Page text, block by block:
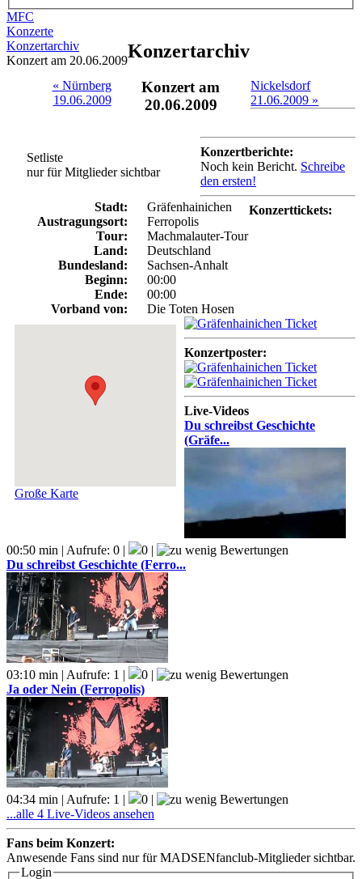
MFC
Konzerte
Konzertarchiv
Konzert am 20.06.2009Konzertarchiv
« Nürnberg
19.06.2009
Konzert am
20.06.2009
Nickelsdorf
21.06.2009 »
Setliste
nur für Mitglieder sichtbar
Stadt:
Gräfenhainichen
Austragungsort:
Ferropolis
Tour:
Machmalauter-Tour
Land:
Deutschland
Bundesland:
Sachsen-Anhalt
Beginn:
00:00
Ende:
00:00
Vorband von:
Die Toten Hosen
Große Karte
Konzertberichte:
Noch kein Bericht. Schreibe
den ersten!
Konzerttickets:
Konzertposter:
Live-Videos
Du schreibst Geschichte
(Gräfe...
00:50 min | Aufrufe: 0 |
0 |
Du schreibst Geschichte (Ferro...
03:10 min | Aufrufe: 1 |
0 |
Ja oder Nein (Ferropolis)
04:34 min | Aufrufe: 1 |
0 |
...alle 4 Live-Videos ansehen
Fans beim Konzert:
Anwesende Fans sind nur für MADSENfanclub-Mitglieder sichtbar.
Login